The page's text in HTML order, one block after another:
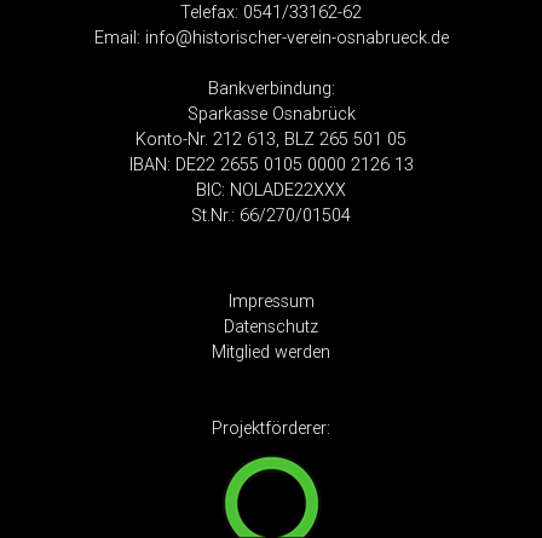
Telefax: 0541/33162-62
Email: info@historischer-verein-osnabrueck.de
Bankverbindung:
Sparkasse Osnabrück
Konto-Nr. 212 613, BLZ 265 501 05
IBAN: DE22 2655 0105 0000 2126 13
BIC: NOLADE22XXX
St.Nr.: 66/270/01504
Impressum
Datenschutz
Mitglied werden
Projektförderer: